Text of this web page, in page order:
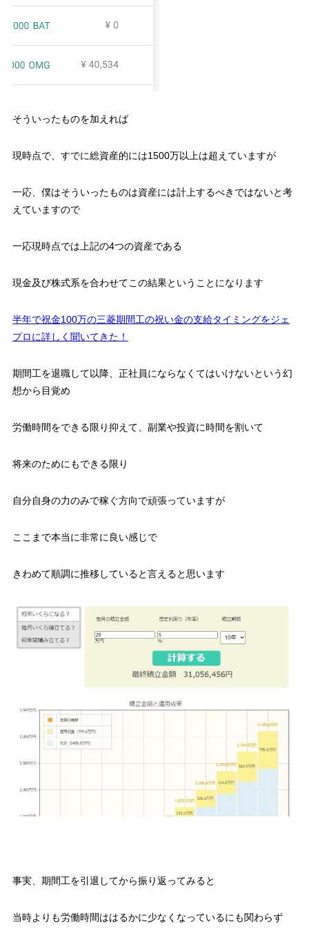
そういったものを加えれば
現時点で、すでに総資産的には1500万以上は超えていますが
一応、僕はそういったものは資産には計上するべきではないと考
えていますので
一応現時点では上記の4つの資産である
現金及び株式系を合わせてこの結果ということになります
半年で祝金100万の三菱期間工の祝い金の支給タイミングをジェ
プロに詳しく聞いてきた！
期間工を退職して以降、正社員にならなくてはいけないという幻
想から目覚め
労働時間をできる限り抑えて、副業や投資に時間を割いて
将来のためにもできる限り
自分自身の力のみで稼ぐ方向で頑張っていますが
ここまで本当に非常に良い感じで
きわめて順調に推移していると言えると思います
事実、期間工を引退してから振り返ってみると
当時よりも労働時間ははるかに少なくなっているにも関わらず